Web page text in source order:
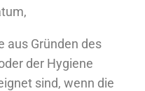
aus Gründen des
der Hygiene
sind, wenn die